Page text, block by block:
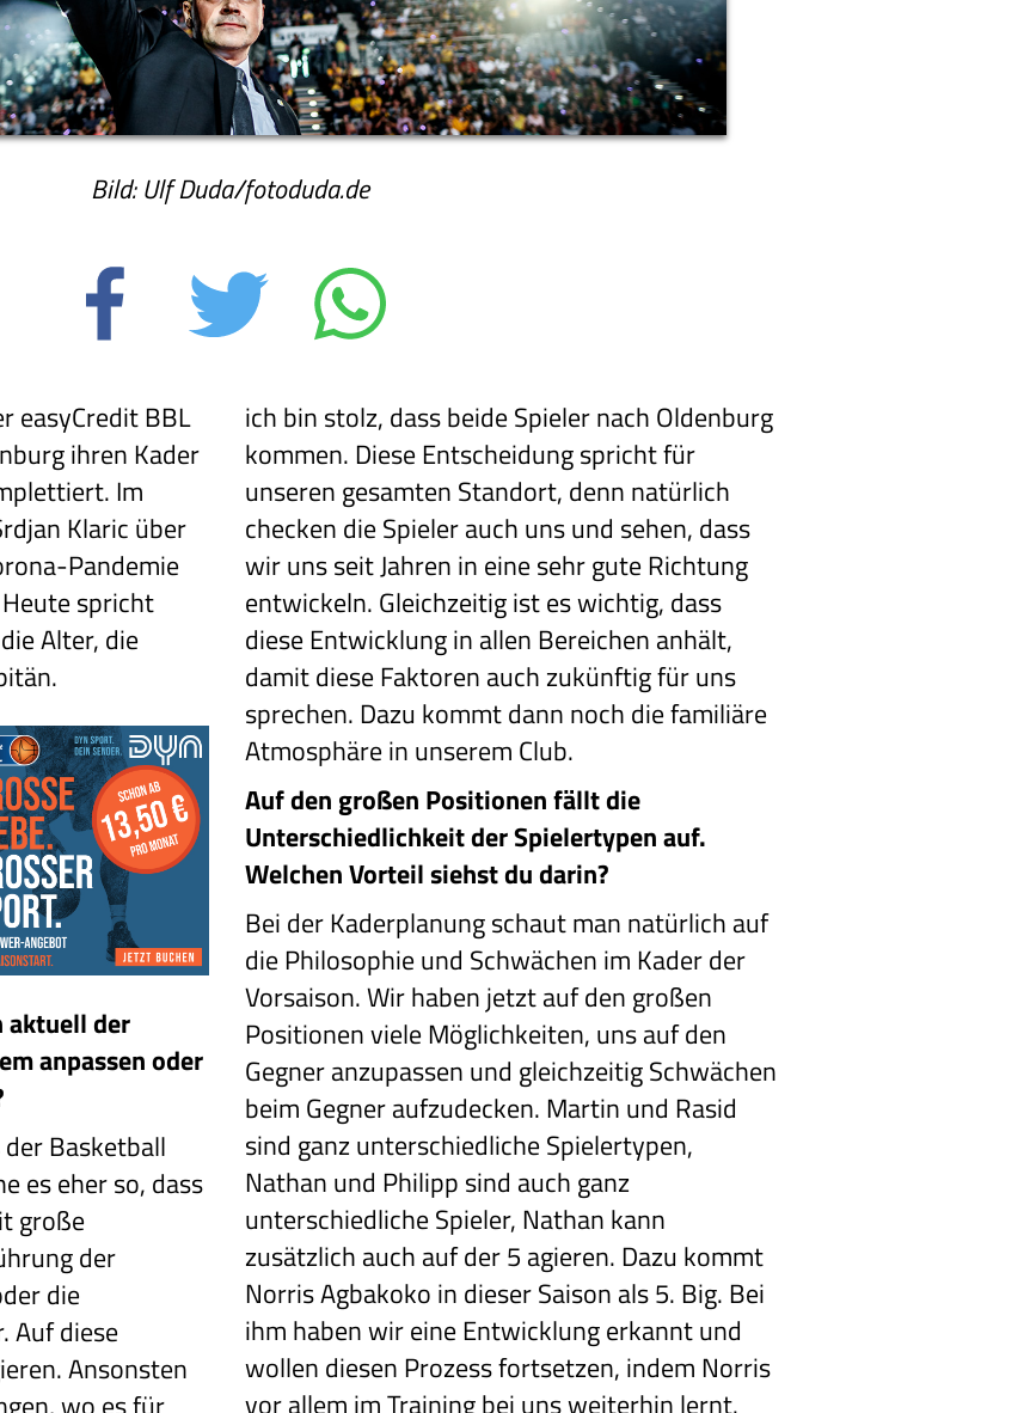
Bild: Ulf Duda/fotoduda.de
easyCredit BBL
ihren Kader
Im
Klaric über
Pandemie
spricht
Alter, die
aktuell der
anpassen oder
Basketball
es eher so, dass
große
der
die
Auf diese
Ansonsten
ich bin stolz, dass beide Spieler nach Oldenburg
kommen. Diese Entscheidung spricht für
unseren gesamten Standort, denn natürlich
checken die Spieler auch uns und sehen, dass
wir uns seit Jahren in eine sehr gute Richtung
entwickeln. Gleichzeitig ist es wichtig, dass
diese Entwicklung in allen Bereichen anhält,
damit diese Faktoren auch zukünftig für uns
sprechen. Dazu kommt dann noch die familiäre
Atmosphäre in unserem Club.
Auf den großen Positionen fällt die
Unterschiedlichkeit der Spielertypen auf.
Welchen Vorteil siehst du darin?
Bei der Kaderplanung schaut man natürlich auf
die Philosophie und Schwächen im Kader der
Vorsaison. Wir haben jetzt auf den großen
Positionen viele Möglichkeiten, uns auf den
Gegner anzupassen und gleichzeitig Schwächen
beim Gegner aufzudecken. Martin und Rasid
sind ganz unterschiedliche Spielertypen,
Nathan und Philipp sind auch ganz
unterschiedliche Spieler, Nathan kann
zusätzlich auch auf der 5 agieren. Dazu kommt
Norris Agbakoko in dieser Saison als 5. Big. Bei
ihm haben wir eine Entwicklung erkannt und
wollen diesen Prozess fortsetzen, indem Norris